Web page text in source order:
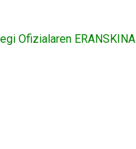
Ofizialaren ERANSKINA